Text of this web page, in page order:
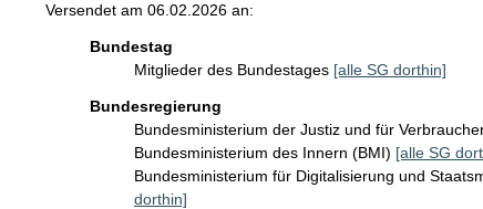
Versendet am 06.02.2026 an:
Bundestag
Mitglieder des Bundestages [alle SG dorthin]
Bundesregierung
Bundesministerium der Justiz und für
Bundesministerium des Innern (BMI) [alle SG
Bundesministerium für Digitalisierung und
dorthin]